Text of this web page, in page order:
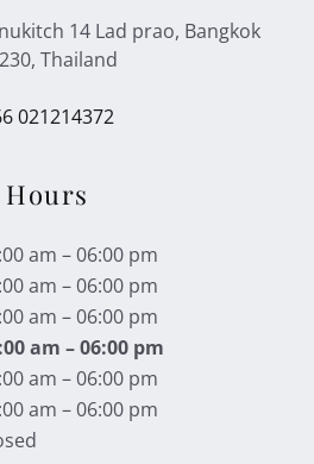
14 Lad prao, Bangkok
Thailand
021214372
Hours
am – 06:00 pm
am – 06:00 pm
am – 06:00 pm
am – 06:00 pm
am – 06:00 pm
am – 06:00 pm